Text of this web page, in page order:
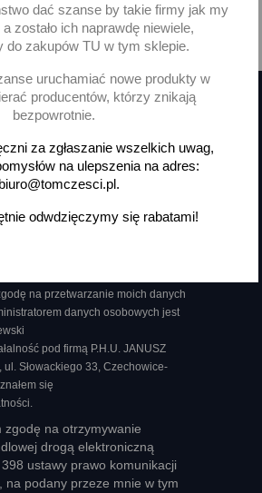
Powrót do góry
na przetwarzanie moich danych
danych osobowych jest
pod firmą P.H.U. JANUSZ
ul. Słowackiego 33, Czechowice-
się
zgodę na otrzymywanie
drogą elektroniczną
ustawy prawo komunikacji
na podany przeze mnie w tym
dać szanse by takie firmy jak my
a zostało ich naprawdę niewiele,
do zakupów TU w tym sklepie.
uruchamiać nowe produkty w
producentów, którzy znikają
bezpowrotnie.
za zgłaszanie wszelkich uwag,
na ulepszenia na adres:
biuro@tomczesci.pl.
odwdzięczymy się rabatami!